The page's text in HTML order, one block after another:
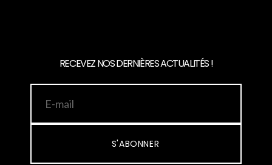
RECEVEZ NOS DERNIÈRES ACTUALITÉS !
S'ABONNER